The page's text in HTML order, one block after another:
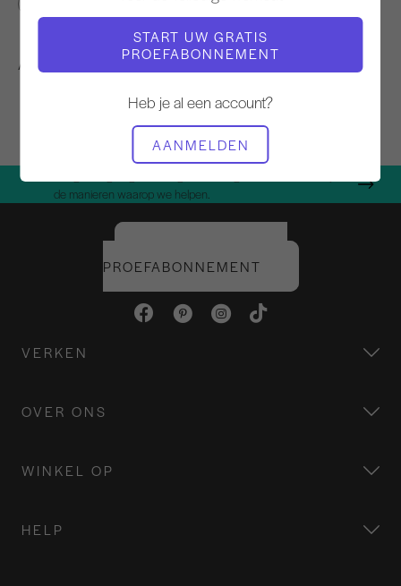
START UW GRATIS
PROEFABONNEMENT
Heb je al een account?
AANMELDEN
10 - 20 min Mat
Andere workouts die je misschien leuk vindt
de manieren waarop we helpen.
PROEFABONNEMENT
VERKEN
OVER ONS
WINKEL OP
HELP